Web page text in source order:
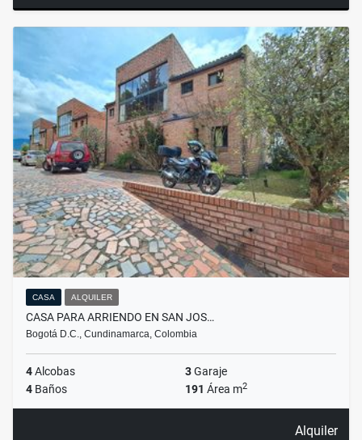
CASA ALQUILER
CASA PARA ARRIENDO EN SAN JOS…
Bogotá D.C., Cundinamarca, Colombia
4Alcobas 3Garaje
4 Baños 191 Área m2
Alquiler